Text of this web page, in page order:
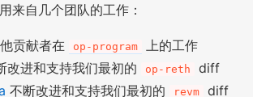
来自几个团队的工作：
贡献者在 op-program
上的工作
改进和支持我们最初的 op-reth
diff
不断改进和支持我们最初的 revm
diff